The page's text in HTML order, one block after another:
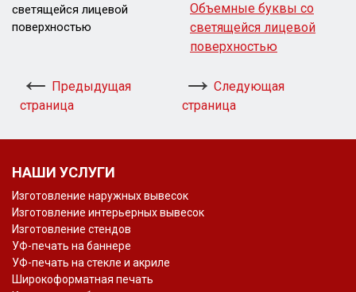
светящейся лицевой
поверхностью
Объемные буквы со
светящейся лицевой
поверхностью
Предыдущая
страница
Следующая
страница
НАШИ УСЛУГИ
Изготовление наружных вывесок
Изготовление интерьерных вывесок
Изготовление стендов
УФ-печать на баннере
УФ-печать на стекле и акриле
Широкоформатная печать